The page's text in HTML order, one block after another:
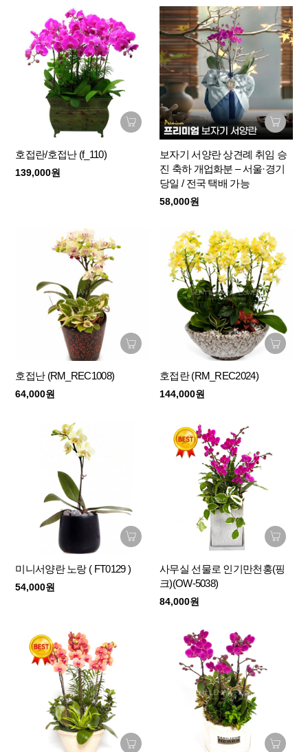
호접란/호접난 (f_110)
139,000원
보자기 서양란 상견례 취임 승
진 축하 개업화분 – 서울·경기
당일 / 전국 택배 가능
58,000원
호접난 (RM_REC1008)
64,000원
호접란 (RM_REC2024)
144,000원
미니서양란 노랑 ( FT0129 )
54,000원
사무실 선물로 인기만천홍(핑
크)(OW-5038)
84,000원